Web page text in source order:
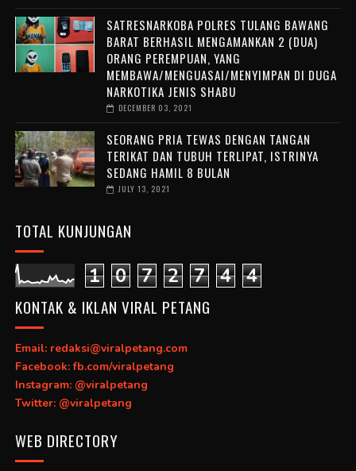
SATRESNARKOBA POLRES TULANG BAWANG
BARAT BERHASIL MENGAMANKAN 2 (DUA)
ORANG PEREMPUAN, YANG
MEMBAWA/MENGUASAI/MENYIMPAN DI DUGA
NARKOTIKA JENIS SHABU
DECEMBER 03, 2021
SEORANG PRIA TEWAS DENGAN TANGAN
TERIKAT DAN TUBUH TERLIPAT, ISTRINYA
SEDANG HAMIL 8 BULAN
JULY 13, 2021
TOTAL KUNJUNGAN
1 0 7 2 7 4 4
KONTAK & IKLAN VIRAL PETANG
Email: redaksi@viralpetang.com
Facebook: fb.com/viralpetang
Instagram: @viralpetang
Twitter: @viralpetang
WEB DIRECTORY